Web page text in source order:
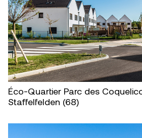
Éco-Quartier Parc des
Staffelfelden (68)